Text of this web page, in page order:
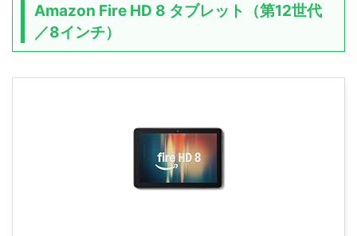
Amazon Fire HD 8 タブレット（第12世代
／8インチ）